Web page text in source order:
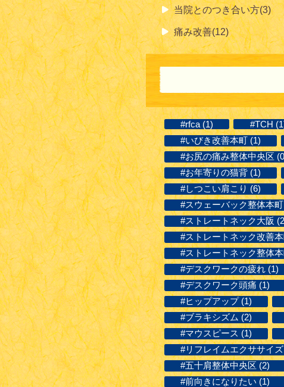
当院とのつき合い方(3)
痛み改善(12)
#rfca (1) #TCH
#いびき改善本町 (1)
#お尻の痛み整体中央区
#お年寄りの猫背 (1)
#しつこい肩こり (6)
#スウェーバック整体本
#ストレートネック大阪
#ストレートネック改善
#ストレートネック整体
#デスクワークの疲れ (1)
#デスクワーク頭痛 (1)
#ヒップアップ (1)
#ブラキシズム (2)
#マウスピース (1)
#リフレイムエクササイ
#五十肩整体中央区 (2)
#前向きになりたい (1)